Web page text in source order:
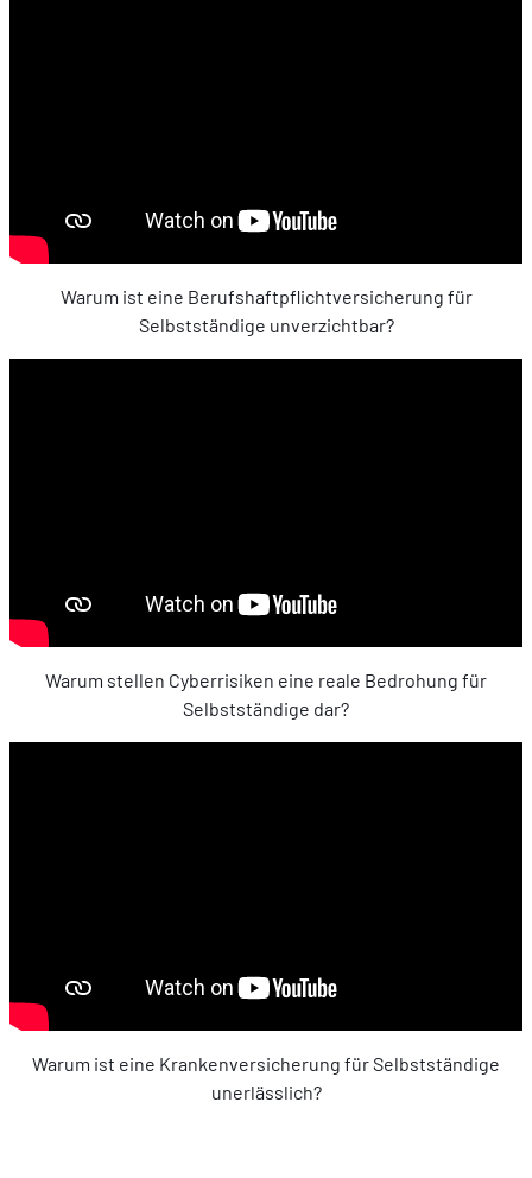
Warum ist eine Berufshaftpflichtversicherung für
Selbstständige unverzichtbar?
Warum stellen Cyberrisiken eine reale Bedrohung für
Selbstständige dar?
Warum ist eine Krankenversicherung für Selbstständige
unerlässlich?